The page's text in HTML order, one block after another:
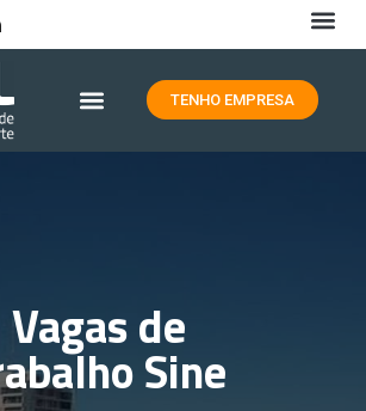
TENHO EMPRESA
Vagas de
Sine